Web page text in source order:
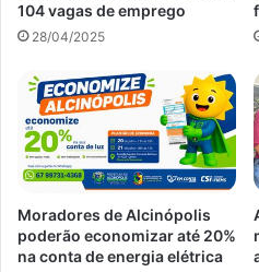
104 vagas de emprego
28/04/2025
Moradores de Alcinópolis
poderão economizar até 20%
na conta de energia elétrica